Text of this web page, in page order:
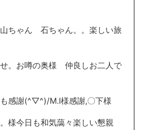
ちゃん 石ちゃん。。楽しい旅
。お噂の奥様 仲良しお二人で
感謝(^▽^)/M.I様感謝,〇下様
様今日も和気藹々楽しい懇親